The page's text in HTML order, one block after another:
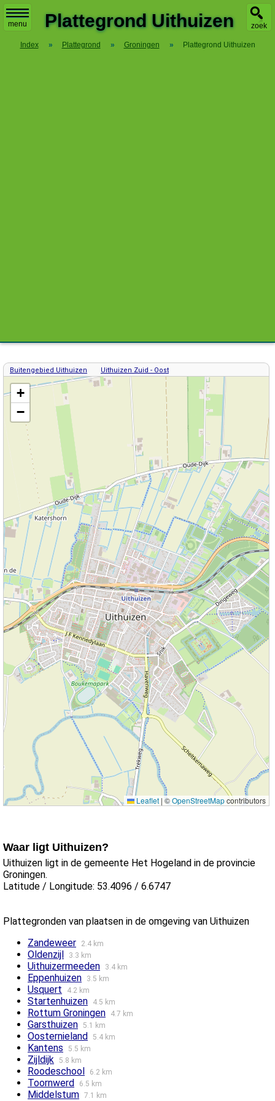
menu zoek
Plattegrond Uithuizen
Index » Plattegrond » Groningen » Plattegrond Uithuizen
Buitengebied Uithuizen Uithuizen Zuid - Oost
Kaart / Plattegrond Uithuizen centrum
+
−
Leaflet | ©OpenStreetMapcontributors
Waar ligt Uithuizen?
Uithuizen ligt in de gemeente Het Hogeland in de provincie
Groningen.
Latitude / Longitude: 53.4096 / 6.6747
Plattegronden van plaatsen in de omgeving van Uithuizen
Zandeweer
2.4 km
Oldenzijl 3.3 km
Uithuizermeeden 3.4 km
Eppenhuizen 3.5 km
Usquert 4.2 km
Startenhuizen 4.5 km
Rottum Groningen 4.7 km
Garsthuizen 5.1 km
Oosternieland 5.4 km
Kantens 5.5 km
Zijldijk 5.8 km
Roodeschool 6.2 km
Toornwerd 6.5 km
Middelstum 7.1 km